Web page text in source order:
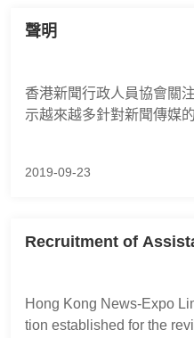
聲明
香港新聞行政人員協會關
示越來越多針對新聞傳媒
2019-09-23
Recruitment of
Hong Kong News-Expo
tion established for the